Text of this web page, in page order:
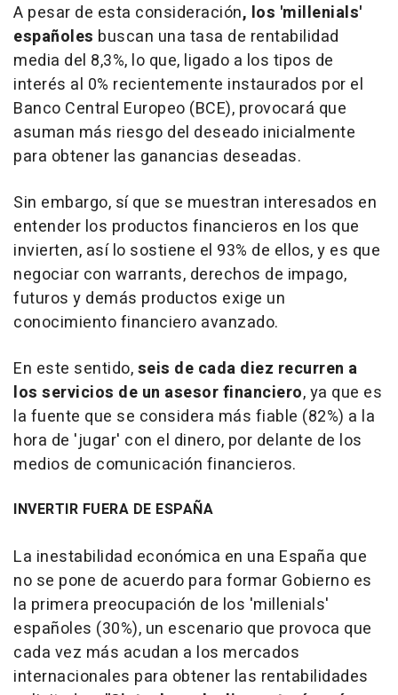
A pesar de esta consideración, los 'millenials'
españoles buscan una tasa de rentabilidad
media del 8,3%, lo que, ligado a los tipos de
interés al 0% recientemente instaurados por el
Banco Central Europeo (BCE), provocará que
asuman más riesgo del deseado inicialmente
para obtener las ganancias deseadas.
Sin embargo, sí que se muestran interesados en
entender los productos financieros en los que
invierten, así lo sostiene el 93% de ellos, y es que
negociar con warrants, derechos de impago,
futuros y demás productos exige un
conocimiento financiero avanzado.
En este sentido,seis de cada diez recurren a
los servicios de un asesor financiero, ya que es
la fuente que se considera más fiable (82%) a la
hora de 'jugar' con el dinero, por delante de los
medios de comunicación financieros.
INVERTIR FUERA DE ESPAÑA
La inestabilidad económica en una España que
no se pone de acuerdo para formar Gobierno es
la primera preocupación de los 'millenials'
españoles (30%), un escenario que provoca que
cada vez más acudan a los mercados
internacionales para obtener las rentabilidades